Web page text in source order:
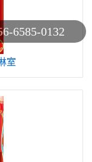
室
6585-0132